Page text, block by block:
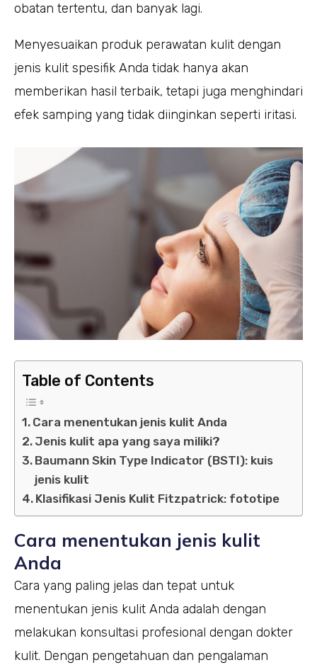
obatan tertentu, dan banyak lagi.
Menyesuaikan produk perawatan kulit dengan
jenis kulit spesifik Anda tidak hanya akan
memberikan hasil terbaik, tetapi juga menghindari
efek samping yang tidak diinginkan seperti iritasi.
Table of Contents
Cara menentukan jenis kulit Anda
Jenis kulit apa yang saya miliki?
Baumann Skin Type Indicator (BSTI): kuis
jenis kulit
Klasifikasi Jenis Kulit Fitzpatrick: fototipe
Cara menentukan jenis kulit
Anda
Cara yang paling jelas dan tepat untuk
menentukan jenis kulit Anda adalah dengan
melakukan konsultasi profesional dengan dokter
kulit. Dengan pengetahuan dan pengalaman